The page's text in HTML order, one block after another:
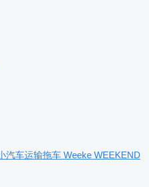
汽车运输拖车 Weeke WEEKEND